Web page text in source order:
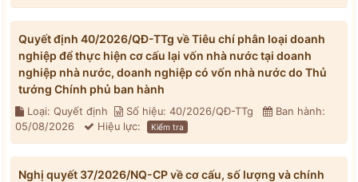
Quyết định 40/2026/QĐ-TTg về Tiêu chí phân loại doanh
nghiệp để thực hiện cơ cấu lại vốn nhà nước tại doanh
nghiệp nhà nước, doanh nghiệp có vốn nhà nước do Thủ
tướng Chính phủ ban hành
Loại: Quyết định Số hiệu: 40/2026/QĐ-TTg
Ban hành:
05/08/2026
Hiệu lực: Kiểm tra
Nghị quyết 37/2026/NQ-CP về cơ cấu, số lượng và chính